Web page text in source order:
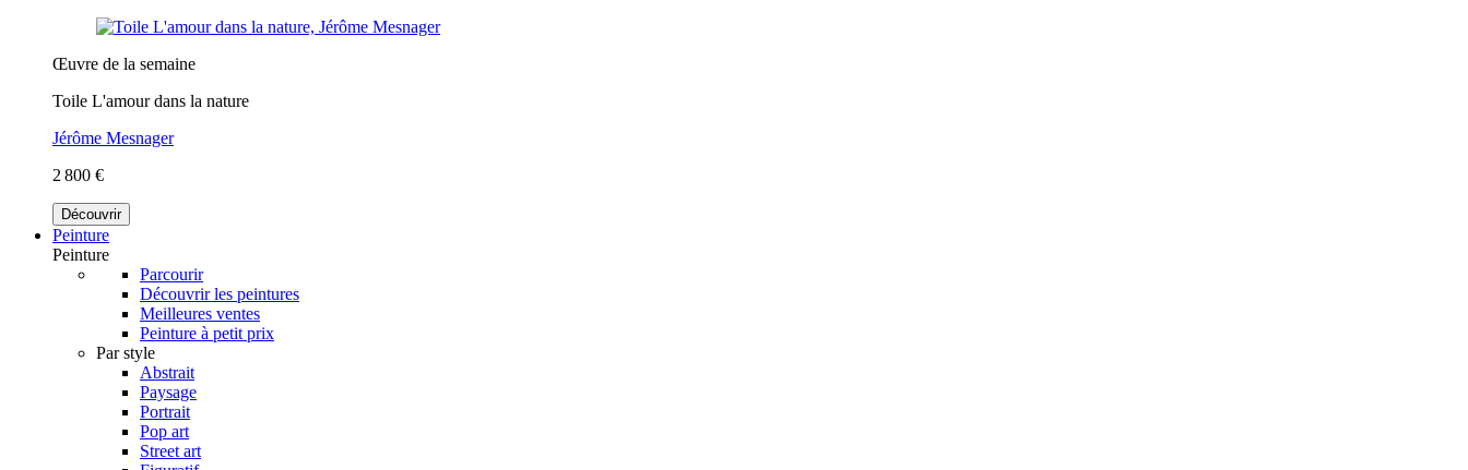
Œuvre de la semaine
Toile L'amour dans la nature
Jérôme Mesnager
2 800 €
Découvrir
Peinture
Peinture
Parcourir
Découvrir les peintures
Meilleures ventes
Peinture à petit prix
Par style
Abstrait
Paysage
Portrait
Pop art
Street art